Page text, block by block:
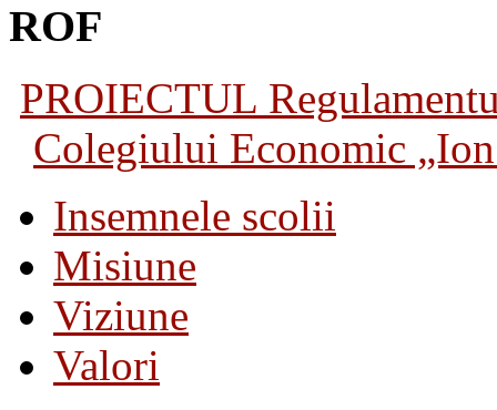
ROF
PROIECTUL
Colegiului Economic
Insemnele scolii
Misiune
Viziune
Valori